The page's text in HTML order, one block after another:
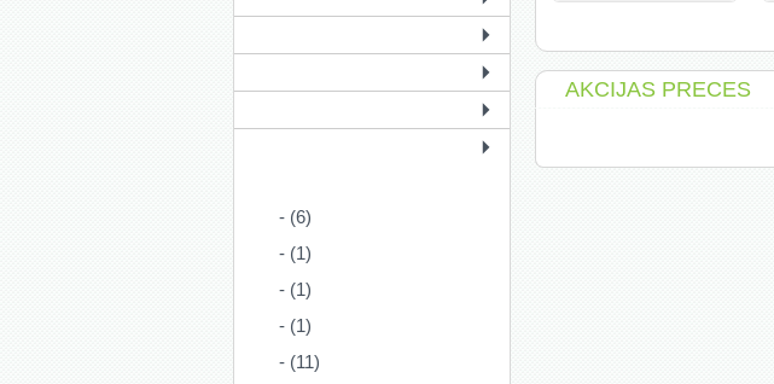
- (6)
- (1)
- (1)
- (1)
- (11)
AKCIJAS PRECES